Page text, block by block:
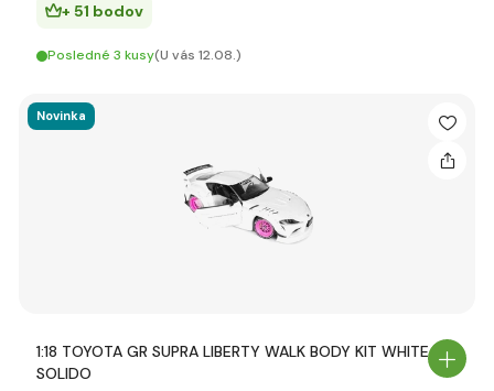
+ 51 bodov
Posledné 3 kusy(U vás 12.08.)
Novinka
1:18 TOYOTA GR SUPRA LIBERTY WALK BODY KIT WHITE -
SOLIDO